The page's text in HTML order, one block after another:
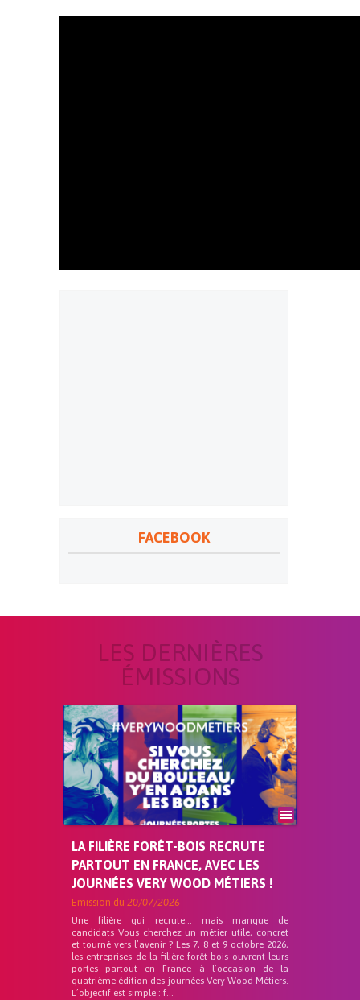
FACEBOOK
LES DERNIÈRES
ÉMISSIONS
LA FILIÈRE FORÊT-BOIS RECRUTE
PARTOUT EN FRANCE, AVEC LES
JOURNÉES VERY WOOD MÉTIERS !
Emission du 20/07/2026
Une filière qui recrute… mais manque de
candidats Vous cherchez un métier utile, concret
et tourné vers l’avenir ? Les 7, 8 et 9 octobre 2026,
les entreprises de la filière forêt-bois ouvrent leurs
portes partout en France à l’occasion de la
quatrième édition des journées Very Wood Métiers.
L’objectif est simple : f...